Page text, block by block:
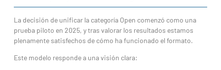
La decisión de unificar la categoría Open comenzó como una
prueba piloto en 2025, y tras valorar los resultados estamos
plenamente satisfechos de cómo ha funcionado el formato.
Este modelo responde a una visión clara: